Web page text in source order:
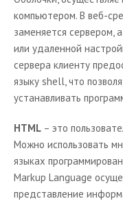
компьютером. В веб-
заменяется сервером,
или удаленной
сервера клиенту
языку shell, что
устанавливать
HTML – это
Можно использовать
языках
Markup Language
представление